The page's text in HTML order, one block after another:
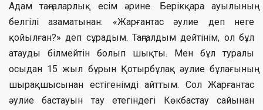
Адам таңғаларлық есім әрине. Берікқара ауылының
белгілі азаматынан: «Жарғантас әулие деп неге
қойылған?» деп сұрадым. Таңғалдым дейтінім, ол бұл
атауды білмейтін болып шықты. Мен бұл туралы
осыдан 15 жыл бұрын Қотырбұлақ әулие бұлағының
шырақшысынан естігенімді айттым. Сол Жарғантас
әулие бастауын тау етегіндегі Көкбастау сайынан